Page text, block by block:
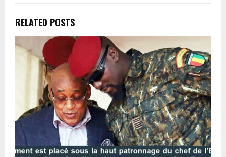
RELATED POSTS